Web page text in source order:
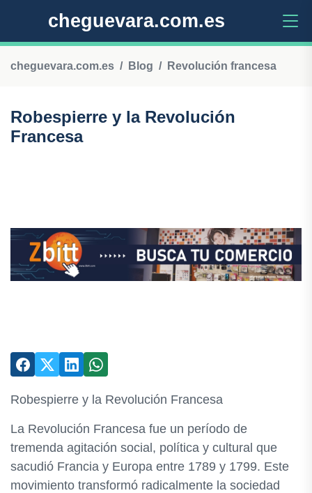
cheguevara.com.es
cheguevara.com.es Blog Revolución francesa
Robespierre y la Revolución
Francesa
Robespierre y la Revolución Francesa
La Revolución Francesa fue un período de
tremenda agitación social, política y cultural que
sacudió Francia y Europa entre 1789 y 1799. Este
movimiento transformó radicalmente la sociedad